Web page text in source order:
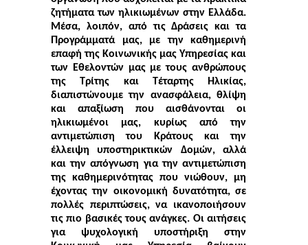
ζητήματα των ηλικιωμένων στην Ελλάδα.
Μέσα, λοιπόν, από τις Δράσεις και τα
Προγράμματά μας, με την καθημερινή
επαφή της Κοινωνικής μας Υπηρεσίας και
των Εθελοντών μας με τους ανθρώπους
της Τρίτης και Τέταρτης Ηλικίας,
διαπιστώνουμε την ανασφάλεια, θλίψη
και απαξίωση που αισθάνονται οι
ηλικιωμένοι μας, κυρίως από την
αντιμετώπιση του Κράτους και την
έλλειψη υποστηρικτικών Δομών, αλλά
και την απόγνωση για την αντιμετώπιση
της καθημερινότητας που νιώθουν, μη
έχοντας την οικονομική δυνατότητα, σε
πολλές περιπτώσεις, να ικανοποιήσουν
τις πιο βασικές τους ανάγκες. Οι αιτήσεις
για ψυχολογική υποστήριξη στην